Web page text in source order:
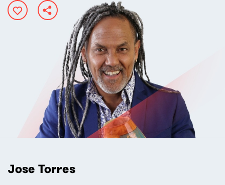
Jose Torres